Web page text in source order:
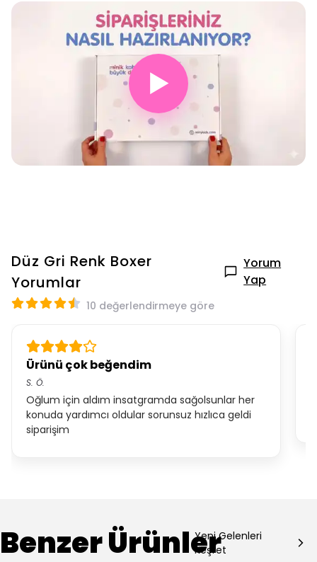
▶
Düz Gri Renk Boxer
Yorumlar
Yorum
Yap
10 değerlendirmeye göre
Ürünü çok beğendim
S. Ö.
Oğlum için aldım insatgramda sağolsunlar her
konuda yardımcı oldular sorunsuz hızlıca geldi
siparişim
Benzer ÜrünlerYeni Gelenleri
Keşfet